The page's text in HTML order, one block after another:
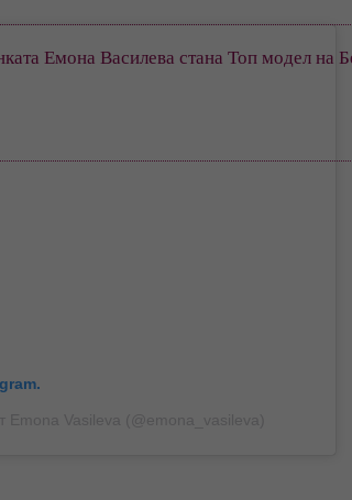
Емона Василева стана Топ модел на